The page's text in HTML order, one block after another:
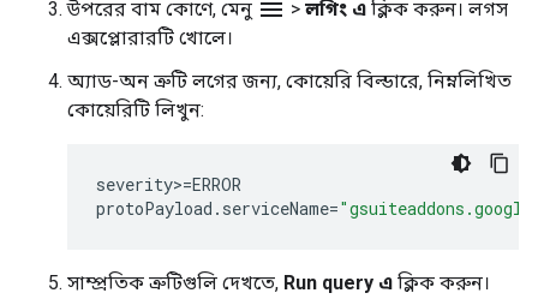
উপরের বাম কোণে, মেনু menu > লগিং এ ক্লিক করুন। লগস
এক্সপ্লোরারটি খোলে।
অ্যাড-অন ত্রুটি লগের জন্য, কোয়েরি বিল্ডারে, নিম্নলিখিত
কোয়েরিটি লিখুন:
severity>=ERROR
protoPayload . serviceName=
সাম্প্রতিক ত্রুটিগুলি দেখতে, Run query এ ক্লিক করুন।